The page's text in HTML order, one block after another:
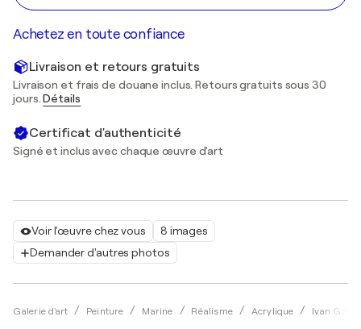
Voir l'œuvre chez vous
8 images
Demander d'autres photos
Galerie d'art Peinture Marine Réalisme Acrylique Ivan
Achetez en toute confiance
Livraison et retours gratuits
Livraison et frais de douane inclus. Retours gratuits sous 30
jours.Détails
Certificat d'authenticité
Signé et inclus avec chaque œuvre d'art